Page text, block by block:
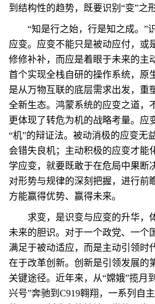
到结构性的趋势，既要识别“变”之
“知是行之始，行是知之成。”
应变。应变不能只是被动应付，或
修修补补，而应是着眼于未来的主
首个实现全栈自研的操作系统，原
是从万物互联的底层需求出发，重
全新生态。鸿蒙系统的应变之道，
更体现了转危为机的战略考量。应
“机”的辩证法。被动消极的应变无
会错失良机；主动积极的应变才能
学应变，就要既敢于在危局中果断
对形势与规律的深刻把握，进行前
方能赢得优势、赢得未来。
求变，是识变与应变的升华，
未来的胆识。对于一个政党、一个
满足于被动适应，而是主动引领时
在于改革创新。创新是引领发展的
关键途径。近年来，从“嫦娥”揽月
兴号”奔驰到C919翱翔，一系列自